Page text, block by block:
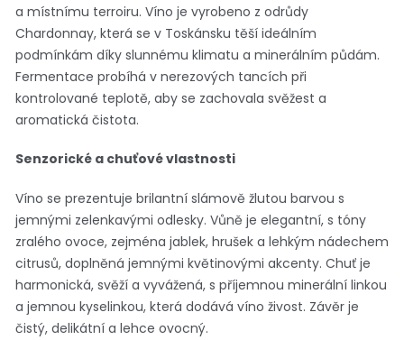
a místnímu terroiru. Víno je vyrobeno z odrůdy
Chardonnay, která se v Toskánsku těší ideálním
podmínkám díky slunnému klimatu a minerálním půdám.
Fermentace probíhá v nerezových tancích při
kontrolované teplotě, aby se zachovala svěžest a
aromatická čistota.
Senzorické a chuťové vlastnosti
Víno se prezentuje brilantní slámově žlutou barvou s
jemnými zelenkavými odlesky. Vůně je elegantní, s tóny
zralého ovoce, zejména jablek, hrušek a lehkým nádechem
citrusů, doplněná jemnými květinovými akcenty. Chuť je
harmonická, svěží a vyvážená, s příjemnou minerální linkou
a jemnou kyselinkou, která dodává víno živost. Závěr je
čistý, delikátní a lehce ovocný.